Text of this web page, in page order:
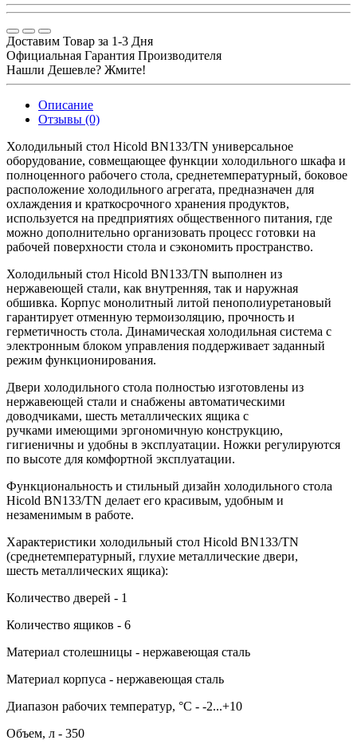
Доставим Товар за 1-3 Дня
Официальная Гарантия Производителя
Нашли Дешевле? Жмите!
Описание
Отзывы (0)
Холодильный стол Hicold BN133/TN универсальное
оборудование, совмещающее функции холодильного шкафа и
полноценного рабочего стола, среднетемпературный, боковое
расположение холодильного агрегата, предназначен для
охлаждения и краткосрочного хранения продуктов,
используется на предприятиях общественного питания, где
можно дополнительно организовать процесс готовки на
рабочей поверхности стола и сэкономить пространство.
Холодильный стол Hicold BN133/TN выполнен из
нержавеющей стали, как внутренняя, так и наружная
обшивка. Корпус монолитный литой пенополиуретановый
гарантирует отменную термоизоляцию, прочность и
герметичность стола. Динамическая холодильная система с
электронным блоком управления поддерживает заданный
режим функционирования.
Двери холодильного стола полностью изготовлены из
нержавеющей стали и снабжены автоматическими
доводчиками, шесть металлических ящика с
ручками имеющими эргономичную конструкцию,
гигиеничны и удобны в эксплуатации. Ножки регулируются
по высоте для комфортной эксплуатации.
Функциональность и стильный дизайн холодильного стола
Hicold BN133/TN делает его красивым, удобным и
незаменимым в работе.
Характеристики холодильный стол Hicold BN133/TN
(среднетемпературный, глухие металлические двери,
шесть металлических ящика):
Количество дверей - 1
Количество ящиков - 6
Материал столешницы - нержавеющая сталь
Материал корпуса - нержавеющая сталь
Диапазон рабочих температур, °C - -2...+10
Объем, л - 350